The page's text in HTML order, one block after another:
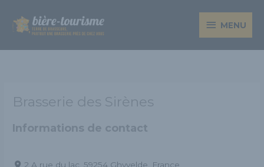
contenu
MENU
MENU
Brasserie des Sirènes
Informations de contact
2 A rue du lac, 59254 Ghyvelde, France